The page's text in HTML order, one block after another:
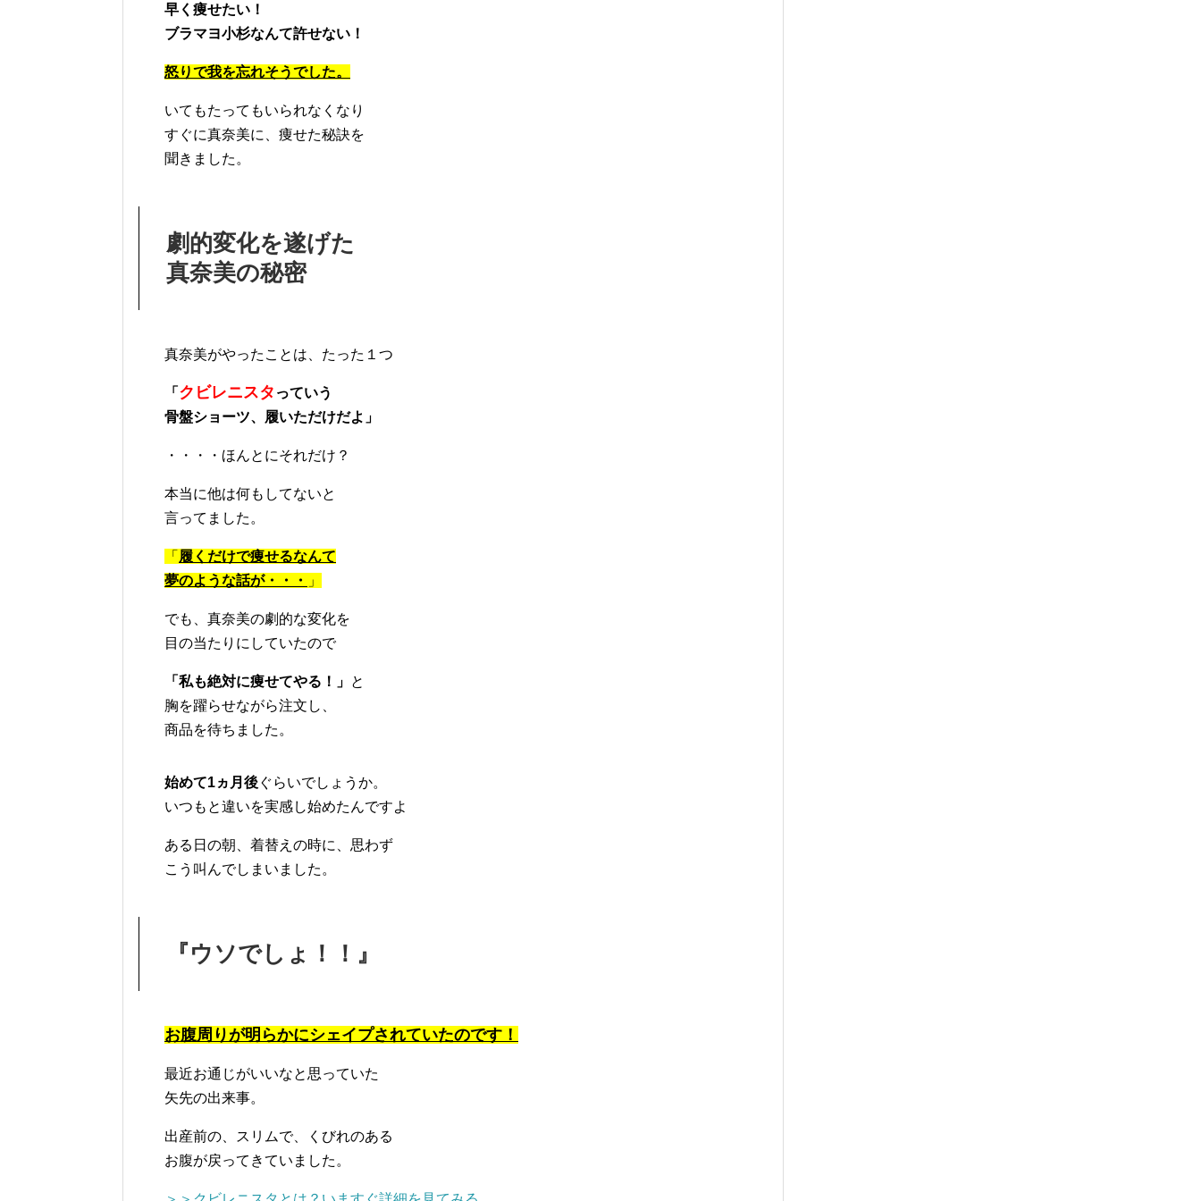
早く痩せたい！
ブラマヨ小杉なんて許せない！
怒りで我を忘れそうでした。
いてもたってもいられなくなり
すぐに真奈美に、痩せた秘訣を
聞きました。
劇的変化を遂げた
真奈美の秘密
真奈美がやったことは、たった１つ
「 クビレニスタ っていう
骨盤ショーツ、履いただけだよ」
・・・・ほんとにそれだけ？
本当に他は何もしてないと
言ってました。
「 履くだけで痩せるなんて
夢のような話が・・・
」
でも、真奈美の劇的な変化を
目の当たりにしていたので
「私も絶対に痩せてやる！」 と
胸を躍らせながら注文し、
商品を待ちました。
始めて1ヵ月後ぐらいでしょうか。
いつもと違いを実感し始めたんですよ
ある日の朝、着替えの時に、思わず
こう叫んでしまいました。
『ウソでしょ！！』
お腹周りが明らかにシェイプされていたのです！
最近お通じがいいなと思っていた
矢先の出来事。
出産前の、スリムで、くびれのある
お腹が戻ってきていました。